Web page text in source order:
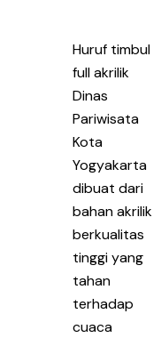
Huruf timbul
full akrilik
Dinas
Pariwisata
Kota
Yogyakarta
dibuat dari
bahan akrilik
berkualitas
tinggi yang
tahan
terhadap
cuaca